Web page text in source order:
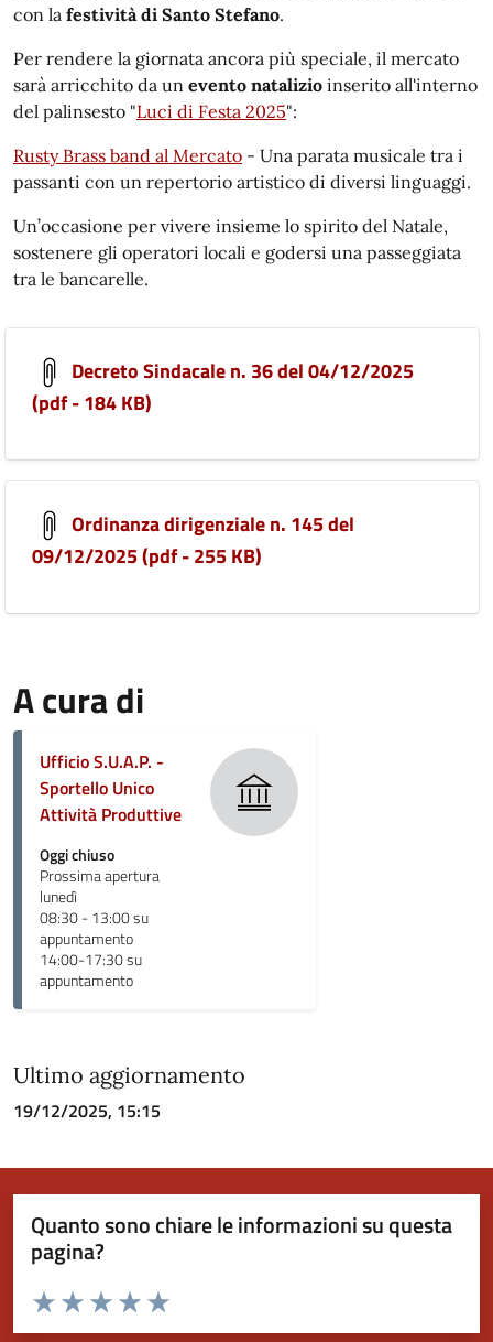
con la festività di Santo Stefano.
Per rendere la giornata ancora più speciale, il mercato
sarà arricchito da un evento natalizio inserito all'interno
del palinsesto "Luci di Festa 2025":
Rusty Brass band al Mercato - Una parata musicale tra i
passanti con un repertorio artistico di diversi linguaggi.
Un’occasione per vivere insieme lo spirito del Natale,
sostenere gli operatori locali e godersi una passeggiata
tra le bancarelle.
Decreto Sindacale n. 36 del 04/12/2025
(pdf - 184 KB)
Ordinanza dirigenziale n. 145 del
09/12/2025 (pdf - 255 KB)
A cura di
Ufficio S.U.A.P. -
Sportello Unico
Attività Produttive
Oggi chiuso
Prossima apertura
lunedì
08:30 - 13:00 su
appuntamento
14:00-17:30 su
appuntamento
Ultimo aggiornamento
19/12/2025, 15:15
Quanto sono chiare le informazioni su questa
pagina?
Valuta da 1 a 5 stelle la pagina
Valuta 5 stelle su 5
Valuta 4 stelle su 5
Valuta 3 stelle su 5
Valuta 2 stelle su 5
Valuta 1 stelle su 5